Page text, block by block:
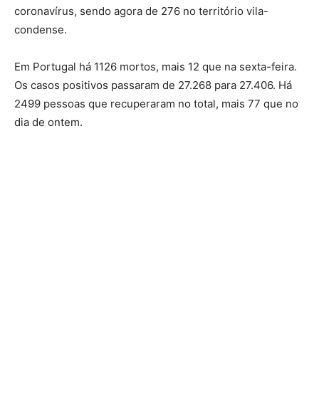
coronavírus, sendo agora de 276 no território vila-
condense.
Em Portugal há 1126 mortos, mais 12 que na sexta-feira.
Os casos positivos passaram de 27.268 para 27.406. Há
2499 pessoas que recuperaram no total, mais 77 que no
dia de ontem.